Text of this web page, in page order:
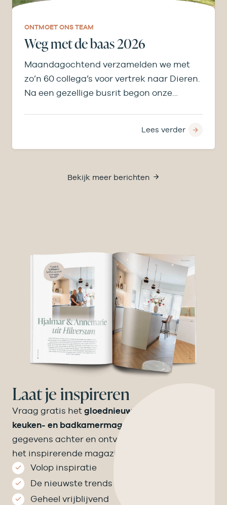
ONTMOET ONS TEAM
Weg met de baas 2026
Maandagochtend verzamelden we met
zo’n 60 collega’s voor vertrek naar Dieren.
Na een gezellige busrit begon onze
Lees verder
Bekijk meer berichten
Laat je inspireren
Vraag gratis het gloednieuwe Velthuizen
keuken- en badkamermagazine
gegevens achter en ontvang binnen een week
het inspirerende magazine op de mat.
Volop inspiratie
De nieuwste trends
Geheel vrijblijvend